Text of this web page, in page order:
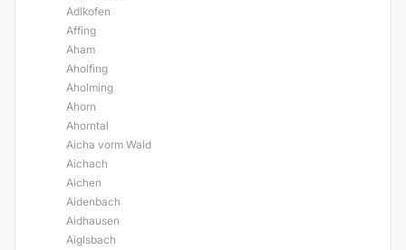
Adlkofen
Affing
Aham
Aholfing
Aholming
Ahorn
Ahorntal
Aicha vorm Wald
Aichach
Aichen
Aidenbach
Aidhausen
Aiglsbach